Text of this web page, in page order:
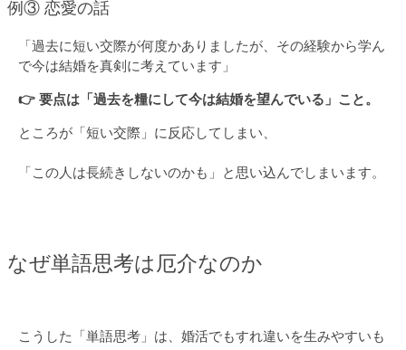
例③ 恋愛の話
「過去に短い交際が何度かありましたが、その経験から学ん
で今は結婚を真剣に考えています」
👉 要点は「過去を糧にして今は結婚を望んでいる」こと。
ところが「短い交際」に反応してしまい、
「この人は長続きしないのかも」と思い込んでしまいます。
なぜ単語思考は厄介なのか
こうした「単語思考」は、婚活でもすれ違いを生みやすいも